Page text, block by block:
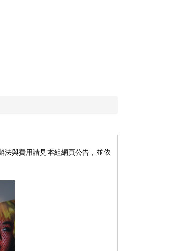
法與費用請見本組網頁公告，並依